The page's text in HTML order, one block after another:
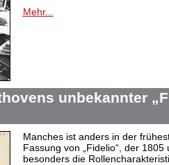
Mehr...
unbekannter
Manches ist anders in der
Fassung von „Fidelio“, der 1805
besonders die